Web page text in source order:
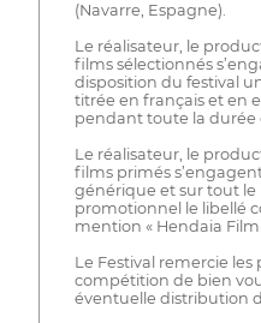
(Navarre, Espagne).
Le réalisateur, le
films sélectionnés
disposition du festival
titrée en français et en
pendant toute la durée
Le réalisateur, le
films primés
générique et sur tout
promotionnel le libellé
mention « Hendaia Film
Le Festival remercie
compétition de bien
éventuelle distribution